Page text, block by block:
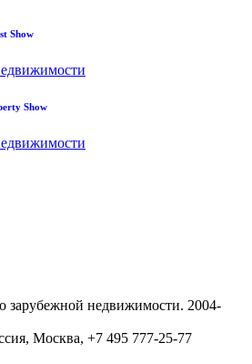
Show
Show
зарубежной недвижимости. 2004-
Москва, +7 495 777-25-77